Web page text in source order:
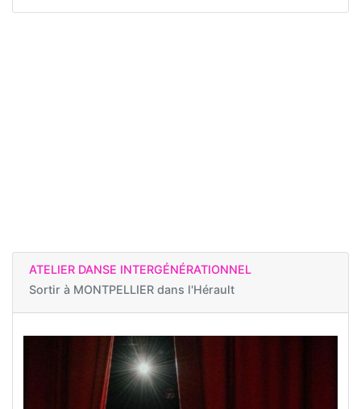
ATELIER DANSE INTERGÉNÉRATIONNEL
Sortir à MONTPELLIER dans l'Hérault